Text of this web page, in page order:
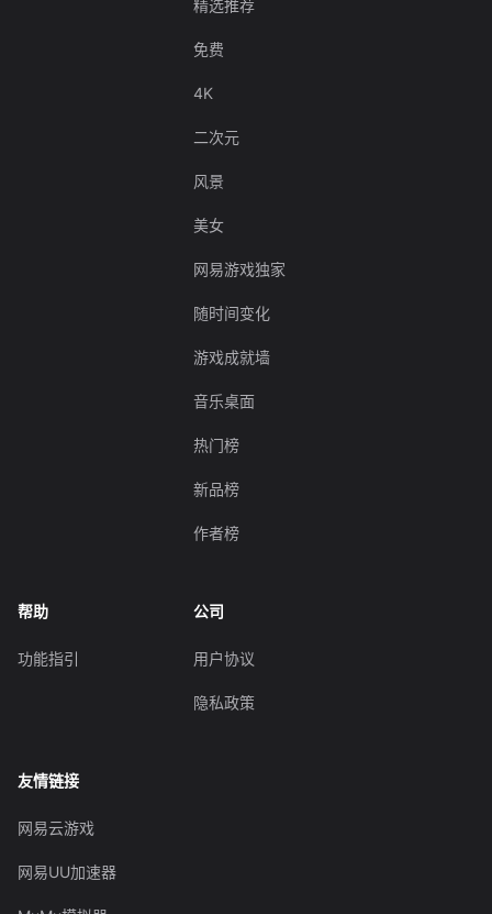
精选推荐
免费
4K
二次元
风景
美女
网易游戏独家
随时间变化
游戏成就墙
音乐桌面
热门榜
新品榜
作者榜
帮助
功能指引
公司
用户协议
隐私政策
友情链接
网易云游戏
网易UU加速器